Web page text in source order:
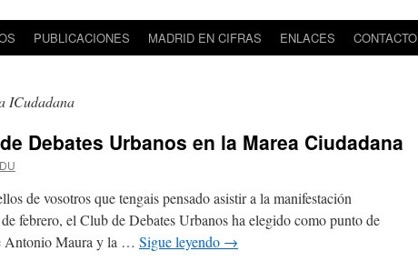
PUBLICACIONES MADRID EN CIFRAS ENLACES CONTACTO
ICudadana
Debates Urbanos en la Marea Ciudadana
de vosotros que tengais pensado asistir a la manifestación
febrero, el Club de Debates Urbanos ha elegido como punto de
Antonio Maura y la … Sigue leyendo →